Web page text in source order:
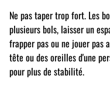
Ne pas taper trop fort. Les
plusieurs bols, laisser un
frapper pas ou ne jouer
tête ou des oreilles d'une
pour plus de stabilité.